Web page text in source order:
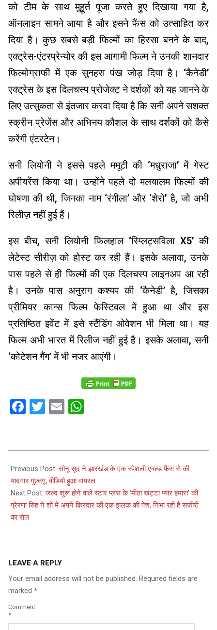
को टीम के साथ मुहूर्त पूजा करते हुए दिखाया गया है,
ऑनलाइन सामने आया है और इसने फैंस को उत्साहित कर
दिया है। कुछ सबसे बड़ी फिल्मों का हिस्सा बनने के बाद,
एक्ट्रेस-एंटरप्रेन्योर की इस आगामी फिल्म ने उनकी शानदार
फिल्मोग्राफी में एक सुनहरा पंख जोड़ दिया है। ‘कैनेडी’
एक्ट्रेस के इस दिलचस्प प्रोजेक्ट ने दर्शकों को यह जानने के
लिए उत्सुकता से इंतजार करवा दिया है कि सनी अपने सशक्त
स्क्रीन प्रेजेंस और अभिनय कौशल के साथ दर्शकों को कैसे
करेंगी एंटरटेन।
सनी लियोनी ने इससे पहले ममूटी की ‘मधुराजा’ में गेस्ट
अपीयरेंस किया था। उन्होंने पहले दो मलयालम फिल्मों की
घोषणा की थी, जिनका नाम ‘रंगीला’ और ‘शेरो’ है, जो अभी
रिलीज़ नहीं हुई हैं।
इस बीच, सनी लियोनी फिलहाल ‘स्प्लिट्सविला X5’ की
लेटेस्ट सीरीज़ को होस्ट कर रही हैं। इसके अलावा, उनके
पास पहले से ही फिल्मों की एक दिलचस्प लाइनअप आ रही
है। उनके पास अनुराग कश्यप की ‘कैनेडी’ है, जिसका
प्रीमियर कान्स फिल्म फेस्टिवल में हुआ था और इस
प्रतिष्ठित इवेंट में इसे स्टैंडिंग ओवेशन भी मिला था। यह
फिल्म अभी भारत में रिलीज नहीं हुई है। इसके अलावा, सनी
‘कोटेशन गैंग’ में भी नजर आएंगी।
Facebook
Twitter
Email
04-
20
Previous Post:सोनू सूद ने झारखंड के एक स्पेशली एबल्ड फैंस से की
यादगार गुफ़्तगू, वीडियो हुआ वायरल
Next Post:जल्द शुरू होने वाले स्टार प्लस के ‘मीठा खट्टा प्यार हमारा’ की
प्रेरणा सिंह ने शो में अपने किरदार की एक झलक की पेश, निभा रही हैं सजीरी
का रोल
LEAVE A REPLY
Your email address will not be published. Required fields are
marked *
Comment
*